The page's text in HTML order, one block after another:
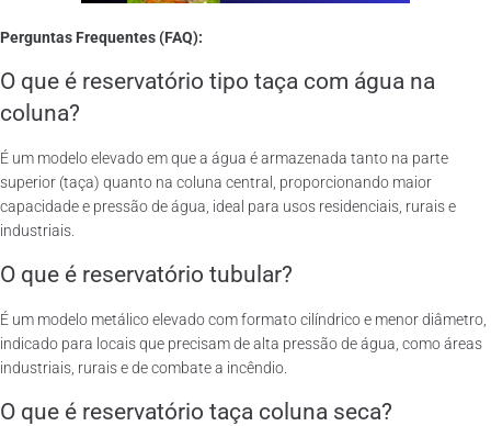
Perguntas Frequentes (FAQ):
O que é reservatório tipo taça com água na
coluna?
É um modelo elevado em que a água é armazenada tanto na parte
superior (taça) quanto na coluna central, proporcionando maior
capacidade e pressão de água, ideal para usos residenciais, rurais e
industriais.
O que é reservatório tubular?
É um modelo metálico elevado com formato cilíndrico e menor diâmetro,
indicado para locais que precisam de alta pressão de água, como áreas
industriais, rurais e de combate a incêndio.
O que é reservatório taça coluna seca?